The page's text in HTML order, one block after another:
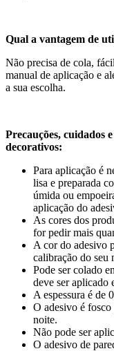
Qual a vantagem de
Não precisa de cola,
manual de aplicação e
a sua escolha.
Precauções, cuidados
decorativos:
Para aplicação é
lisa e preparada
úmida ou
aplicação do
As cores dos
for pedir mais
A cor do adesivo
calibração do seu
Pode ser colado
deve ser aplicado
A espessura é de
O adesivo é fosco
noite.
Não pode ser
O adesivo de